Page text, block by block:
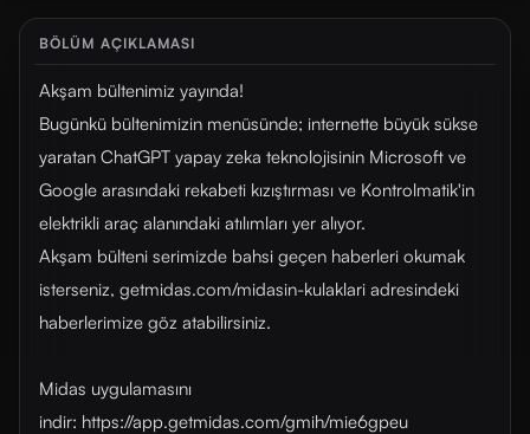
BÖLÜM AÇIKLAMASI
Akşam bültenimiz yayında!
Bugünkü bültenimizin menüsünde; internette büyük sükse
yaratan ChatGPT yapay zeka teknolojisinin Microsoft ve
Google arasındaki rekabeti kızıştırması ve Kontrolmatik'in
elektrikli araç alanındaki atılımları yer alıyor.
Akşam bülteni serimizde bahsi geçen haberleri okumak
isterseniz, getmidas.com/midasin-kulaklari adresindeki
haberlerimize göz atabilirsiniz.
Midas uygulamasını
indir: https://app.getmidas.com/gmih/mie6gpeu